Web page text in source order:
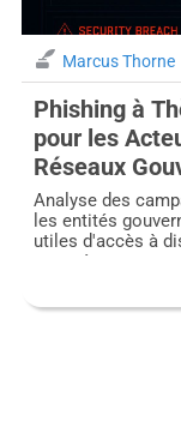
Marcus Thorne
Phishing à
pour les
Réseaux
Analyse des
les entités
utiles d'accès à
avancées.